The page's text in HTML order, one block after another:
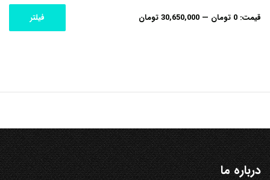
حداقل
حداکثر
فیلتر قیمت: 0 تومان — 30,650,000 تومان
درباره ما